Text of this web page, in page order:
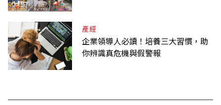
產經
企業領導人必讀！培養三大習慣，助
你辨識真危機與假警報